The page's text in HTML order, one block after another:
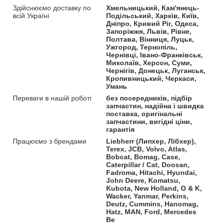
Здійснюємо доставку по
всій Україні
Хмельницький, Кам'янець-
Подільський, Харків, Київ,
Дніпро, Кривий Ріг, Одеса,
Запоріжжя, Львів, Рівне,
Полтава, Вінниця, Луцьк,
Ужгород, Тернопіль,
Чернівці, Івано-Франківськ,
Миколаїв, Херсон, Суми,
Чернігів, Донецьк, Луганськ,
Кропивницький, Черкаси,
Умань
Переваги в нашій роботі
без посередників, підбір
запчастин, надійна і швидка
поставка, оригінальні
запчастини, вигідні ціни,
гарантія
Працюємо з брендами
Liebherr (Липхер, Лібхер),
Terex, JCB, Volvo, Atlas,
Bobcat, Bomag, Case,
Caterpillar / Cat, Doosan,
Fadroma, Hitachi, Hyundai,
John Deere, Komatsu,
Kubota, New Holland, O & K,
Wacker, Yanmar, Perkins,
Deutz, Cummins, Hanomag,
Hatz, MAN, Ford, Mercedes
Be